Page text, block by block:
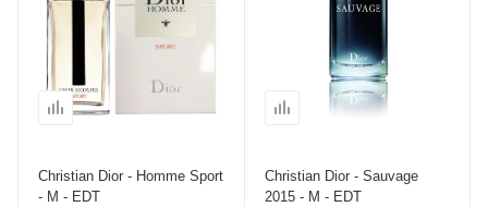
Christian Dior - Homme Sport
- M - EDT
Christian Dior - Sauvage
2015 - M - EDT